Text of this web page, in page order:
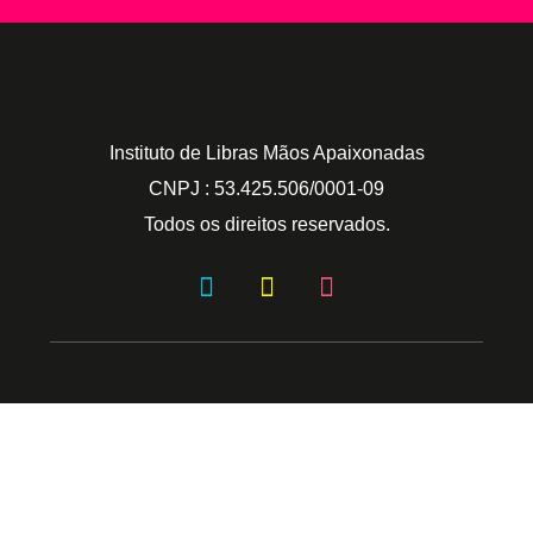
Instituto de Libras Mãos Apaixonadas
CNPJ : 53.425.506/0001-09
Todos os direitos reservados.